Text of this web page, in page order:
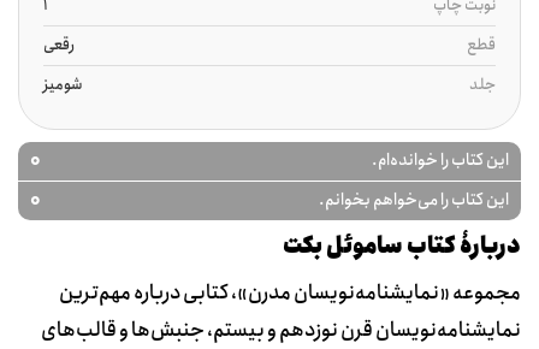
قطع
رقعی
جلد
شومیز
این کتاب را خوانده‌ام. 0
این کتاب را می‌خواهم بخوانم. 0
دربارۀ کتاب ساموئل بکت
مجموعه «نمایشنامه‌نویسان مدرن»، کتابی درباره مهم‌ترین
نمایشنامه‌نویسان قرن نوزدهم و بیستم، جنبش‌ها و قالب‌های